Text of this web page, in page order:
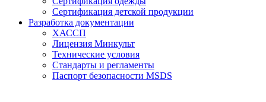
Сертификация детской продукции
Разработка документации
ХАССП
Лицензия Минкульт
Технические условия
Стандарты и регламенты
Паспорт безопасности MSDS